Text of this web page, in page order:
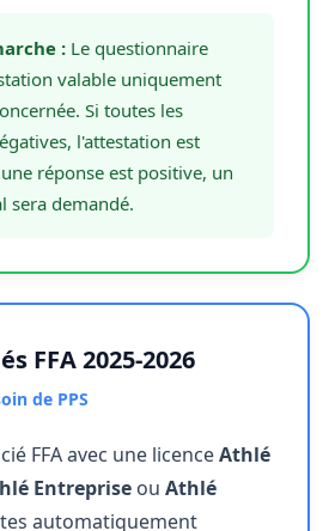
: Le questionnaire
valable uniquement
Si toutes les
l'attestation est
réponse est positive, un
sera demandé.
FFA 2025-2026
de PPS
FFA avec une licenceAthlé
Entreprise ou Athlé
automatiquement